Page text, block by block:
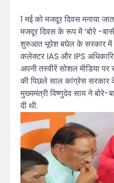
1 मई को मजदूर दिवस मनाया
मजदूर दिवस के रूप में ‘बोरे -
शुरुआत भूपेश बघेल के सरकार में
कलेक्टर IAS और IPS
अपनी तस्वीरें सोशल मीडिया
की पिछले साल कांग्रेस सरकार
मुख्यमंत्री विष्णुदेव साय ने बोरे-
दी थी.